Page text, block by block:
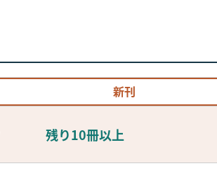
新刊
残り10冊以上